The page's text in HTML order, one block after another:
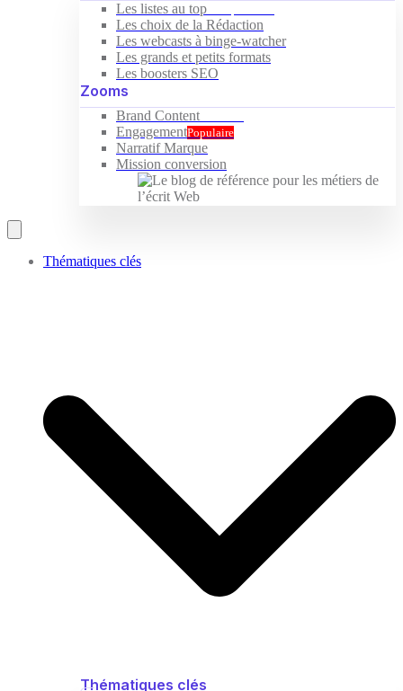
Les listes au top
Les choix de la Rédaction
Les webcasts à binge-watcher
Les grands et petits formats
Les boosters SEO
Zooms
Brand Content
EngagementPopulaire
Narratif Marque
Mission conversion
Thématiques clés
Thématiques clés